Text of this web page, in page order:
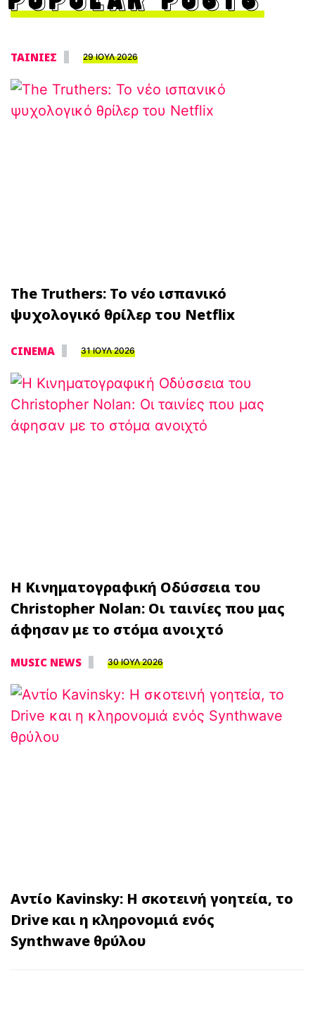
ΤΑΙΝΙΕΣ 29 ΙΟΥΛ 2026
The Truthers: Το νέο ισπανικό
ψυχολογικό θρίλερ του Netflix
CINEMA 31 ΙΟΥΛ 2026
Η Κινηματογραφική Οδύσσεια του
Christopher Nolan: Οι ταινίες που μας
άφησαν με το στόμα ανοιχτό
MUSIC NEWS 30 ΙΟΥΛ 2026
Αντίο Kavinsky: Η σκοτεινή γοητεία, το
Drive και η κληρονομιά ενός
Synthwave θρύλου